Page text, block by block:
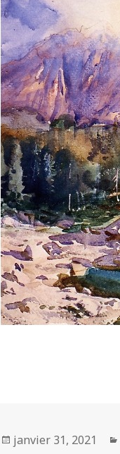
Posted
janvier 31, 2021